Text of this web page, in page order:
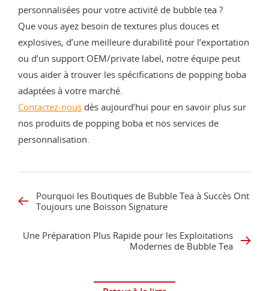
personnalisées pour votre activité de bubble tea ?
Que vous ayez besoin de textures plus douces et
explosives, d’une meilleure durabilité pour l’exportation
ou d’un support OEM/private label, notre équipe peut
vous aider à trouver les spécifications de popping boba
adaptées à votre marché.
Contactez-nous dès aujourd’hui pour en savoir plus sur
nos produits de popping boba et nos services de
personnalisation.
Pourquoi les Boutiques de Bubble Tea à Succès Ont
Toujours une Boisson Signature
Une Préparation Plus Rapide pour les Exploitations
Modernes de Bubble Tea